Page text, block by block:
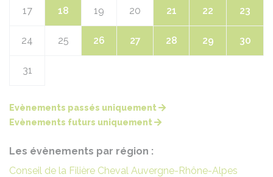
17 18 19 20 21 22 23
24 25 26 27 28 29 30
31
Evènements passés uniquement
Evènements futurs uniquement
Les évènements par région :
Conseil de la Filière Cheval Auvergne-Rhône-Alpes